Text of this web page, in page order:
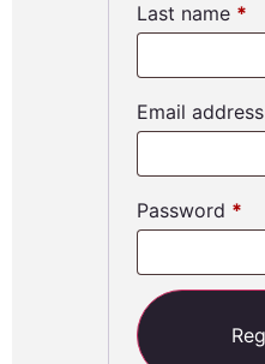
Last name *
Email address
Password *